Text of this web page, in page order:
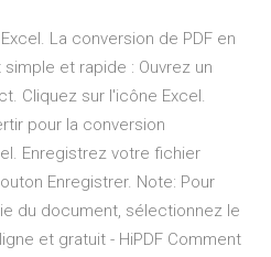
La conversion de PDF en
et rapide : Ouvrez un
Cliquez sur l'icône Excel.
pour la conversion
Enregistrez votre fichier
Enregistrer. Note: Pour
du document, sélectionnez le
et gratuit - HiPDF Comment